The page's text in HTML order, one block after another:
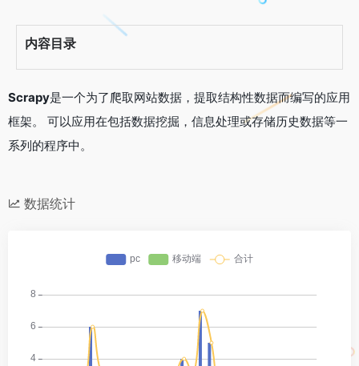
内容目录
Scrapy是一个为了爬取网站数据，提取结构性数据而编写的应用
框架。 可以应用在包括数据挖掘，信息处理或存储历史数据等一
系列的程序中。
数据统计